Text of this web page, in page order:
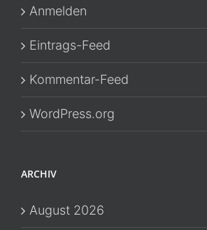
Anmelden
Eintrags-Feed
Kommentar-Feed
WordPress.org
ARCHIV
August 2026